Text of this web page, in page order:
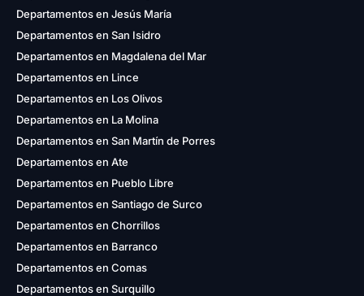
Departamentos en Jesús María
Departamentos en San Isidro
Departamentos en Magdalena del Mar
Departamentos en Lince
Departamentos en Los Olivos
Departamentos en La Molina
Departamentos en San Martín de Porres
Departamentos en Ate
Departamentos en Pueblo Libre
Departamentos en Santiago de Surco
Departamentos en Chorrillos
Departamentos en Barranco
Departamentos en Comas
Departamentos en Surquillo